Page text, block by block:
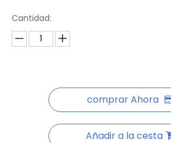
Cantidad:
comprar Ahora
Añadir a la cesta